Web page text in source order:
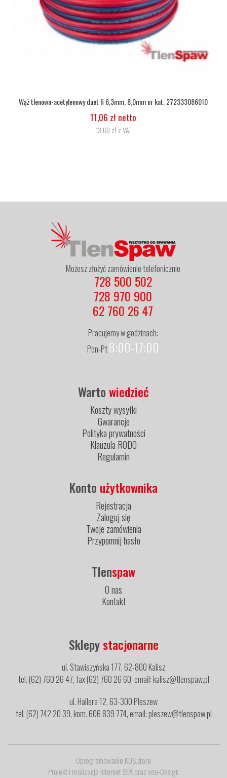
Wąż tlenowo-acetylenowy duet fi 6,3mm, 8,0mm nr kat. 272333086010
11,06 zł netto
13,60 zł z VAT
Możesz złożyć zamówienie telefonicznie
728 500 502
728 970 900
62 760 26 47
Pracujemy w godzinach:
Pon-Pt8:00-17:00
Wartowiedzieć
Koszty wysyłki
Gwarancje
Polityka prywatności
Klauzula RODO
Regulamin
Konto użytkownika
Rejestracja
Zaloguj się
Twoje zamówienia
Przypomnij hasło
Tlenspaw
O nas
Kontakt
Sklepystacjonarne
ul. Stawiszyńska 177, 62-800 Kalisz
tel. (62) 760 26 47, fax (62) 760 26 60, email: kalisz@tlenspaw.pl
ul. Hallera 12, 63-300 Pleszew
tel. (62) 742 20 39, kom. 606 839 774, email: pleszew@tlenspaw.pl
Oprogramowanie KQS.store
Projekt i realizacja internet SEAorazxeo-Design